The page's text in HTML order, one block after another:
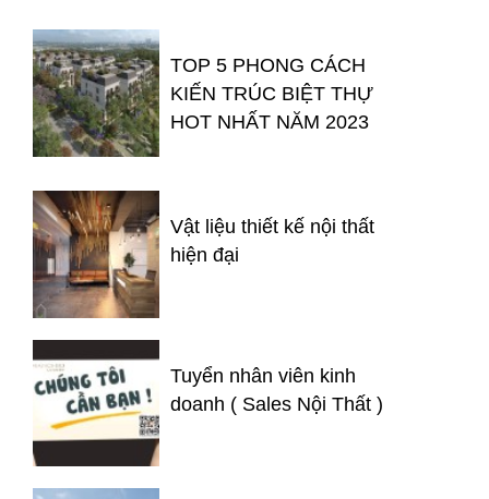
TOP 5 PHONG CÁCH
KIẾN TRÚC BIỆT THỰ
HOT NHẤT NĂM 2023
Vật liệu thiết kế nội thất
hiện đại
Tuyển nhân viên kinh
doanh ( Sales Nội Thất )